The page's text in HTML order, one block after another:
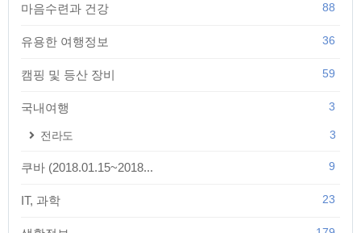
마음수련과 건강 88
유용한 여행정보 36
캠핑 및 등산 장비 59
국내여행 3
전라도 3
쿠바 (2018.01.15~2018... 9
IT, 과학 23